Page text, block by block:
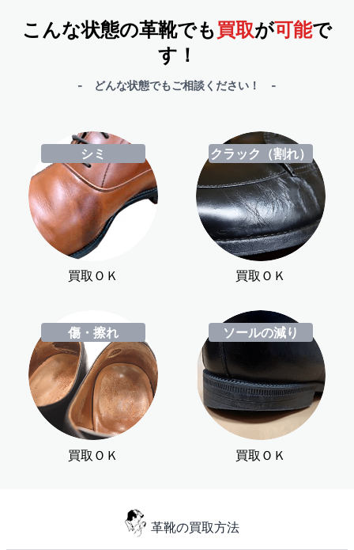
こんな状態の革靴でも買取が可能で
す！
- どんな状態でもご相談ください！ -
シミ
買取ＯＫ
クラック（割れ）
買取ＯＫ
傷・擦れ
買取ＯＫ
ソールの減り
買取ＯＫ
革靴の買取方法